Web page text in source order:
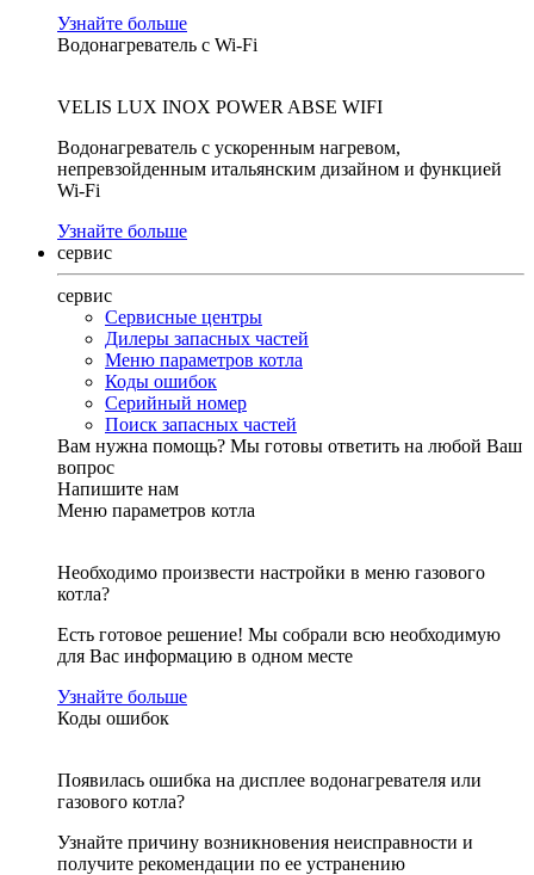
Узнайте больше
Водонагреватель с Wi-Fi
VELIS LUX INOX POWER ABSE WIFI
Водонагреватель с ускоренным нагревом,
непревзойденным итальянским дизайном и функцией
Wi-Fi
Узнайте больше
сервис
сервис
Сервисные центры
Дилеры запасных частей
Меню параметров котла
Коды ошибок
Серийный номер
Поиск запасных частей
Вам нужна помощь? Мы готовы ответить на любой Ваш
вопрос
Напишите нам
Меню параметров котла
Необходимо произвести настройки в меню газового
котла?
Есть готовое решение! Мы собрали всю необходимую
для Вас информацию в одном месте
Узнайте больше
Коды ошибок
Появилась ошибка на дисплее водонагревателя или
газового котла?
Узнайте причину возникновения неисправности и
получите рекомендации по ее устранению